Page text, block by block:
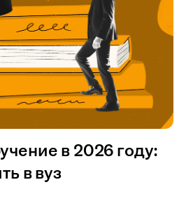
в 2026 году:
в вуз